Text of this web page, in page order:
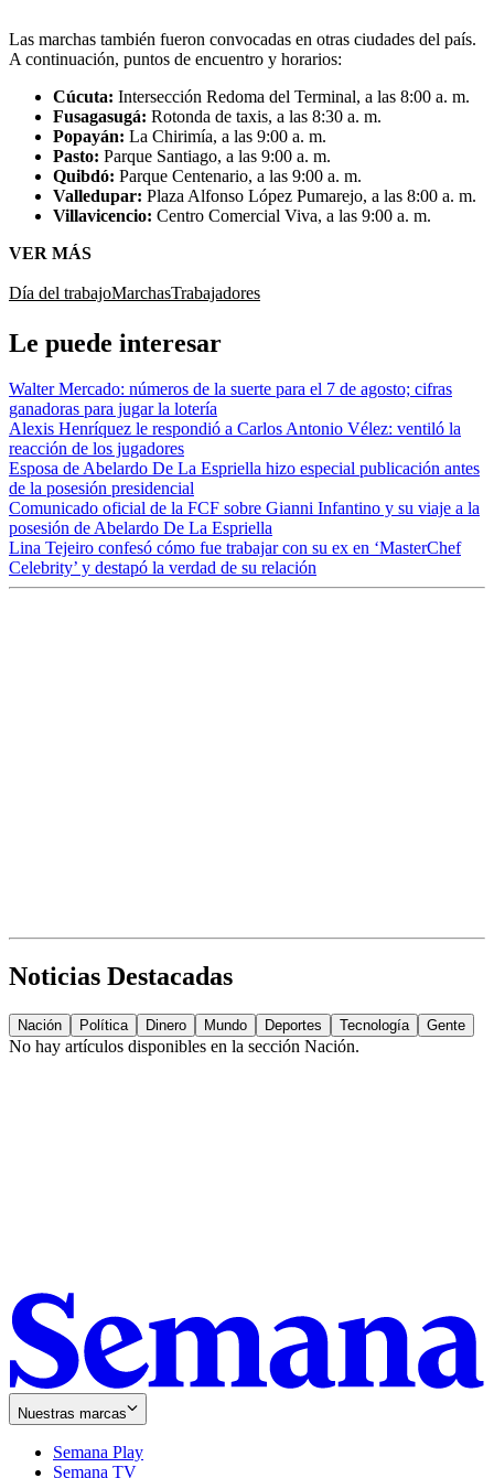
Las marchas también fueron convocadas en otras ciudades del país.
A continuación, puntos de encuentro y horarios:
Cúcuta: Intersección Redoma del Terminal, a las 8:00 a. m.
Fusagasugá: Rotonda de taxis, a las 8:30 a. m.
Popayán: La Chirimía, a las 9:00 a. m.
Pasto: Parque Santiago, a las 9:00 a. m.
Quibdó: Parque Centenario, a las 9:00 a. m.
Valledupar: Plaza Alfonso López Pumarejo, a las 8:00 a. m.
Villavicencio: Centro Comercial Viva, a las 9:00 a. m.
VER MÁS
Día del trabajoMarchasTrabajadores
Le puede interesar
Walter Mercado: números de la suerte para el 7 de agosto; cifras
ganadoras para jugar la lotería
Alexis Henríquez le respondió a Carlos Antonio Vélez: ventiló la
reacción de los jugadores
Esposa de Abelardo De La Espriella hizo especial publicación antes
de la posesión presidencial
Comunicado oficial de la FCF sobre Gianni Infantino y su viaje a la
posesión de Abelardo De La Espriella
Lina Tejeiro confesó cómo fue trabajar con su ex en ‘MasterChef
Celebrity’ y destapó la verdad de su relación
Noticias Destacadas
Nación Política Dinero Mundo Deportes Tecnología Gente
No hay artículos disponibles en la sección Nación.
Nuestras marcas
Semana Play
Semana TV